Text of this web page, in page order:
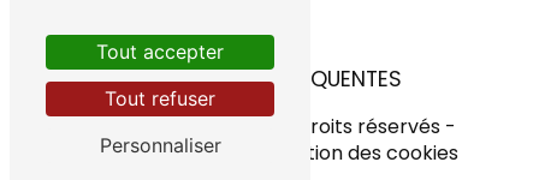
RECHERCHES FRÉQUENTES
- 2026 - Tous droits réservés -
Mentions légales
Gestion des cookies
Tout accepter
Tout refuser
Personnaliser